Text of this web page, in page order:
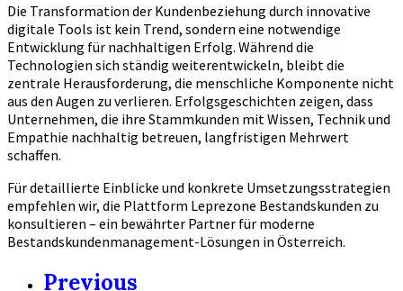
Die Transformation der Kundenbeziehung durch innovative
digitale Tools ist kein Trend, sondern eine notwendige
Entwicklung für nachhaltigen Erfolg. Während die
Technologien sich ständig weiterentwickeln, bleibt die
zentrale Herausforderung, die menschliche Komponente nicht
aus den Augen zu verlieren. Erfolgsgeschichten zeigen, dass
Unternehmen, die ihre Stammkunden mit Wissen, Technik und
Empathie nachhaltig betreuen, langfristigen Mehrwert
schaffen.
Für detaillierte Einblicke und konkrete Umsetzungsstrategien
empfehlen wir, die Plattform Leprezone Bestandskunden zu
konsultieren – ein bewährter Partner für moderne
Bestandskundenmanagement-Lösungen in Österreich.
Previous